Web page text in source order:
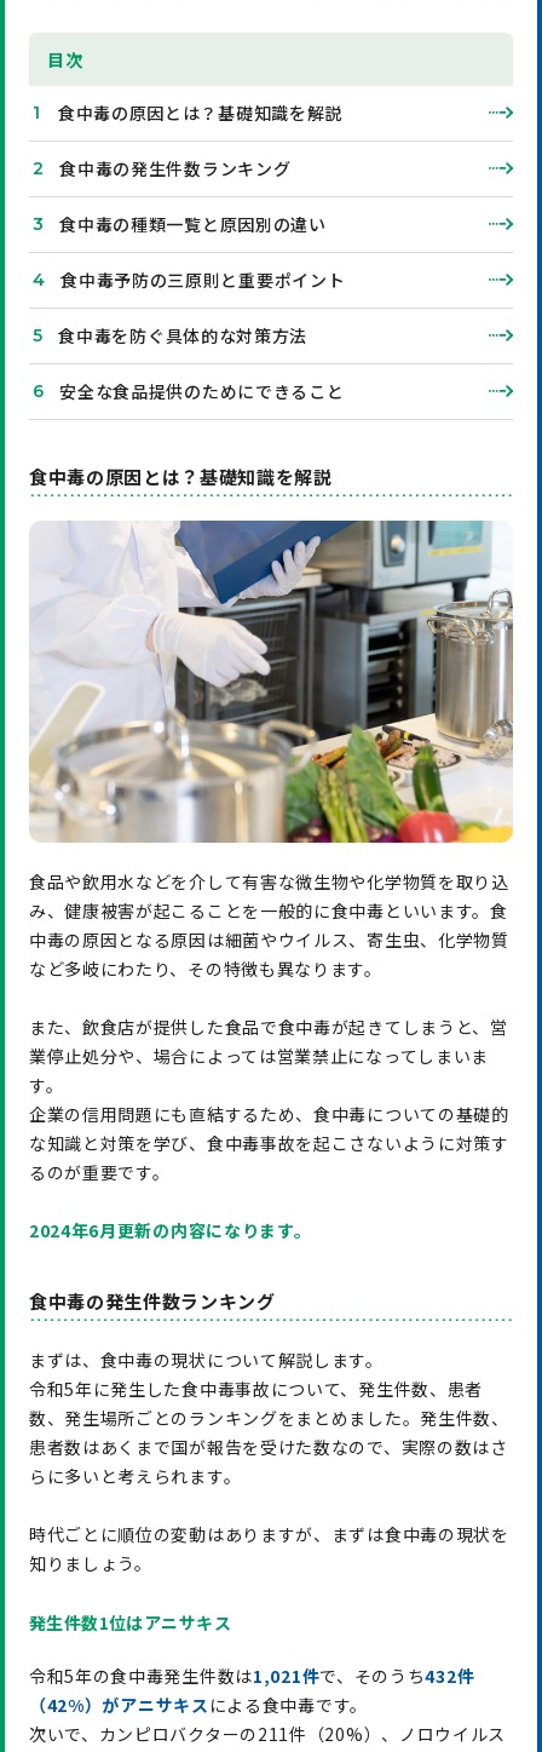
目 次
食中毒の原因とは？基礎知識を解説
食中毒の発生件数ランキング
食中毒の種類一覧と原因別の違い
食中毒予防の三原則と重要ポイント
食中毒を防ぐ具体的な対策方法
安全な食品提供のためにできること
食中毒の原因とは？基礎知識を解説
食品や飲用水などを介して有害な微生物や化学物質を取り込
み、健康被害が起こることを一般的に食中毒といいます。食
中毒の原因となる原因は細菌やウイルス、寄生虫、化学物質
など多岐にわたり、その特徴も異なります。
また、飲食店が提供した食品で食中毒が起きてしまうと、営
業停止処分や、場合によっては営業禁止になってしまいま
す。
企業の信用問題にも直結するため、食中毒についての基礎的
な知識と対策を学び、食中毒事故を起こさないように対策す
るのが重要です。
2024年6月更新の内容になります。
食中毒の発生件数ランキング
まずは、食中毒の現状について解説します。
令和5年に発生した食中毒事故について、発生件数、患者
数、発生場所ごとのランキングをまとめました。発生件数、
患者数はあくまで国が報告を受けた数なので、実際の数はさ
らに多いと考えられます。
時代ごとに順位の変動はありますが、まずは食中毒の現状を
知りましょう。
発生件数1位はアニサキス
令和5年の食中毒発生件数は1,021件で、そのうち432件
（42%）がアニサキス による食中毒です。
次いで、カンピロバクターの211件（20%）、ノロウイルス